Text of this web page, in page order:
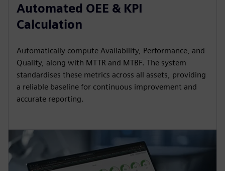
Automated OEE & KPI
Calculation
Automatically compute Availability, Performance, and
Quality, along with MTTR and MTBF. The system
standardises these metrics across all assets, providing
a reliable baseline for continuous improvement and
accurate reporting.